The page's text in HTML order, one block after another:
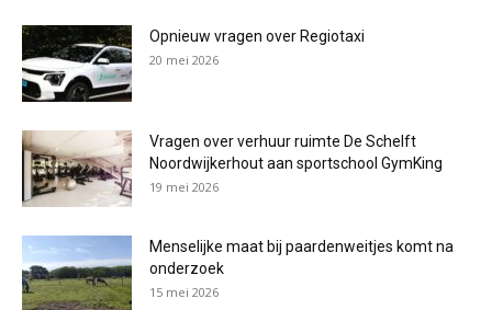
Opnieuw vragen over Regiotaxi
20 mei 2026
Vragen over verhuur ruimte De Schelft
Noordwijkerhout aan sportschool GymKing
19 mei 2026
Menselijke maat bij paardenweitjes komt na
onderzoek
15 mei 2026